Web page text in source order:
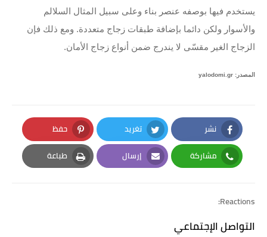
يستخدم فيها بوصفه عنصر بناء وعلى سبيل المثال السلالم
والأسوار ولكن دائما بإضافة طبقات زجاج متعددة. ومع ذلك فإن
الزجاج الغير مقسّى لا يندرج ضمن أنواع زجاج الأمان.
المصدر: yalodomi.gr
نشر
Facebook
تغريد
Twitter
حفظ
Pinterest
مشاركة
Whatsapp
إرسال
Email
طباعة
Print
Reactions:
التواصل الإجتماعي